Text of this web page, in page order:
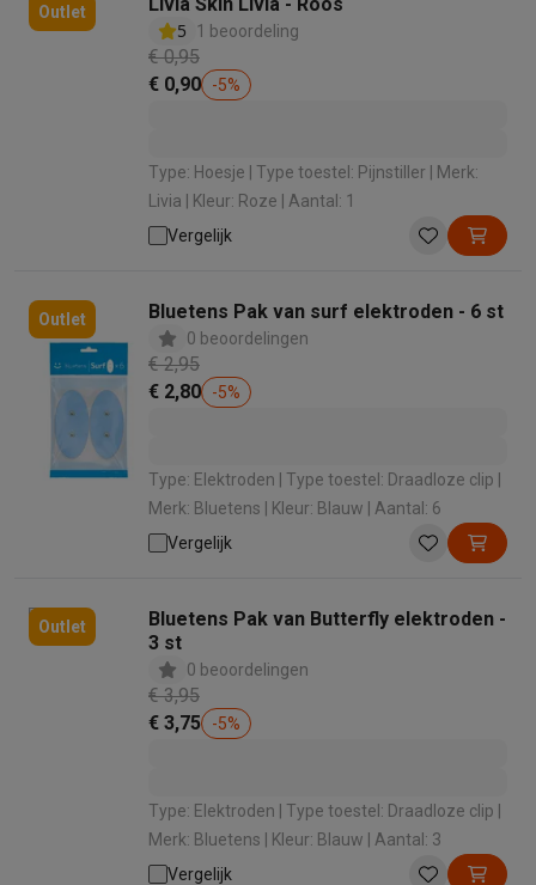
Outlet
5
1 beoordeling
€ 0,95
€ 0,90
-5%
Type: Hoesje | Type toestel: Pijnstiller | Merk:
Livia | Kleur: Roze | Aantal: 1
Vergelijk
Outlet Bluetens Pak van surf elektroden - 6 st
0 beoordelingen
€ 2,95
€ 2,80
-5%
Type: Elektroden | Type toestel: Draadloze clip |
Merk: Bluetens | Kleur: Blauw | Aantal: 6
Vergelijk
Outlet
Bluetens Pak van Butterfly elektroden -
3 st
0 beoordelingen
€ 3,95
€ 3,75
-5%
Type: Elektroden | Type toestel: Draadloze clip |
Merk: Bluetens | Kleur: Blauw | Aantal: 3
Vergelijk